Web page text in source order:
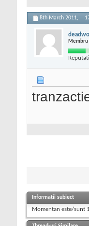
8th March 2011,
Membru
Informații subiect
Momentan este/sunt